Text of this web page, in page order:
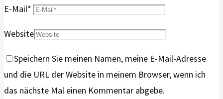
E-Mail*
Website
Speichern Sie meinen Namen, meine E-Mail-Adresse
und die URL der Website in meinem Browser, wenn ich
das nächste Mal einen Kommentar abgebe.